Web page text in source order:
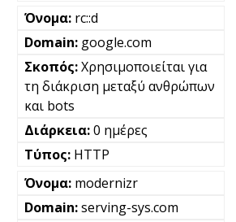
rc::d
google.com
Χρησιμοποιείται για
τη διάκριση μεταξύ ανθρώπων
και bots
0 ημέρες
HTTP
modernizr
serving-sys.com